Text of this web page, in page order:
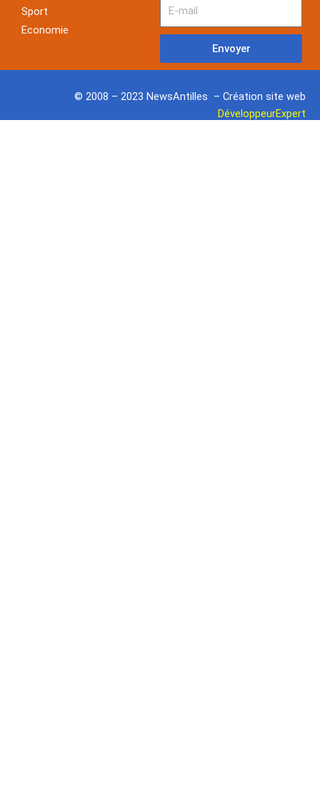
Sport
Economie
Envoyer
© 2008 – 2023 NewsAntilles – Création site web
DéveloppeurExpert